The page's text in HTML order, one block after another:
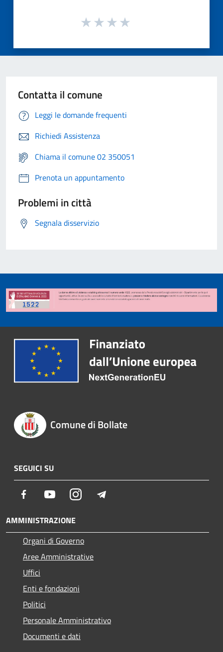
Contatta il comune
Leggi le domande frequenti
Richiedi Assistenza
Chiama il comune 02 350051
Prenota un appuntamento
Problemi in città
Segnala disservizio
Comune di Bollate
SEGUICI SU
Facebook YoutubeInstagram
AMMINISTRAZIONE
Organi di Governo
Aree Amministrative
Uffici
Enti e fondazioni
Politici
Personale Amministrativo
Documenti e dati